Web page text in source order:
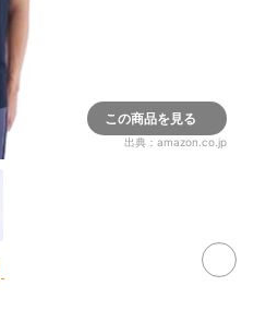
この商品を見る
出典： amazon.co.jp